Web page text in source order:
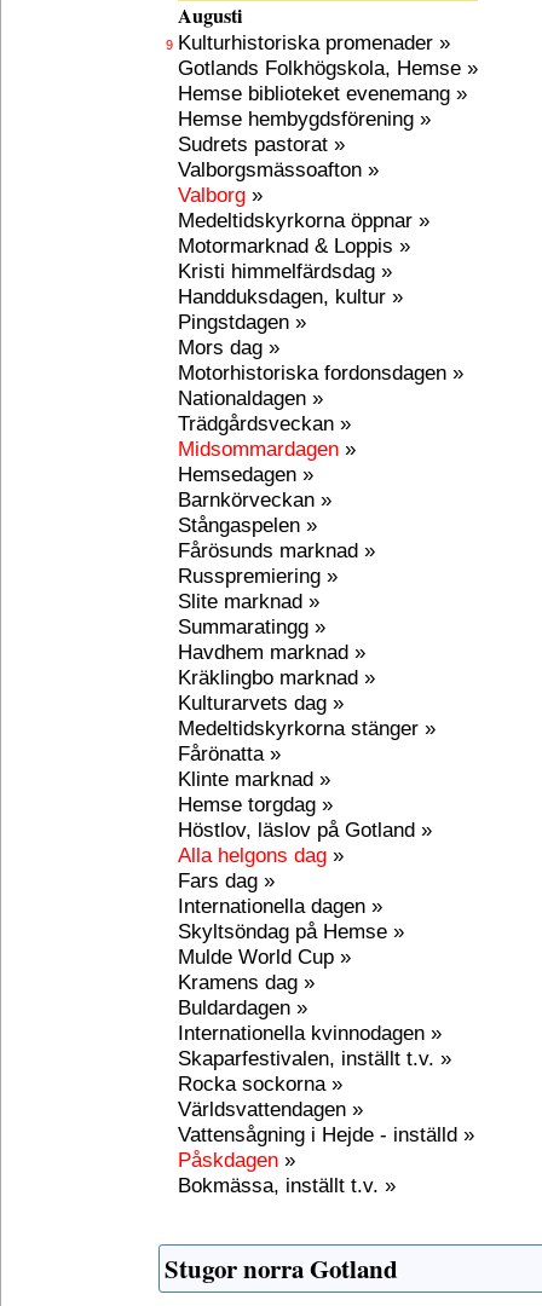
Augusti
9 Kulturhistoriska promenader »
Gotlands Folkhögskola, Hemse »
Hemse biblioteket evenemang »
Hemse hembygdsförening »
Sudrets pastorat »
Valborgsmässoafton »
Valborg »
Medeltidskyrkorna öppnar »
Motormarknad & Loppis »
Kristi himmelfärdsdag »
Handduksdagen, kultur »
Pingstdagen »
Mors dag »
Motorhistoriska fordonsdagen »
Nationaldagen »
Trädgårdsveckan »
Midsommardagen »
Hemsedagen »
Barnkörveckan »
Stångaspelen »
Fårösunds marknad »
Russpremiering »
Slite marknad »
Summaratingg »
Havdhem marknad »
Kräklingbo marknad »
Kulturarvets dag »
Medeltidskyrkorna stänger »
Fårönatta »
Klinte marknad »
Hemse torgdag »
Höstlov, läslov på Gotland »
Alla helgons dag »
Fars dag »
Internationella dagen »
Skyltsöndag på Hemse »
Mulde World Cup »
Kramens dag »
Buldardagen »
Internationella kvinnodagen »
Skaparfestivalen, inställt t.v. »
Rocka sockorna »
Världsvattendagen »
Vattensågning i Hejde - inställd »
Påskdagen »
Bokmässa, inställt t.v. »
Stugor norra Gotland